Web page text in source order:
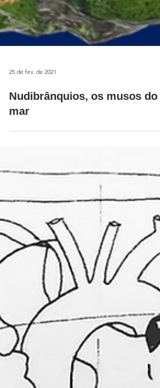
25 de fev. de 2021
mar